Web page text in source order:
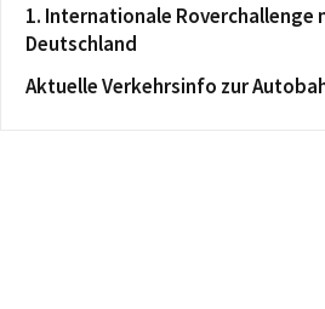
1. Internationale Roverchallenge
Deutschland
Aktuelle Verkehrsinfo zur